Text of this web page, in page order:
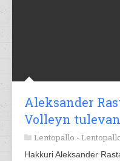
Aleksander
Volleyn
Lentopallo -
Hakkuri Aleksander